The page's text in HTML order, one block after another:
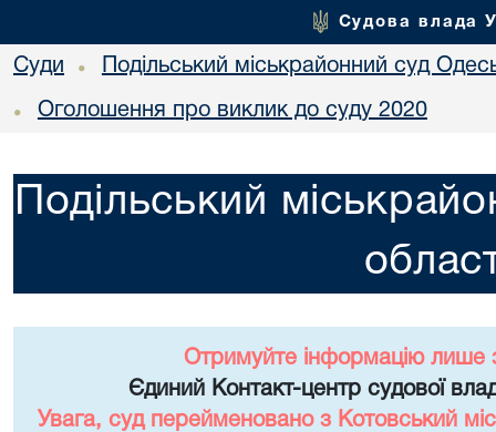
Судова влада
Суди • Подільський міськрайонний суд
• Оголошення про виклик до суду 2020
Подільський
Отримуйте інформацію лише
Єдиний Контакт-центр судової
Увага, суд перейменовано з Котовський